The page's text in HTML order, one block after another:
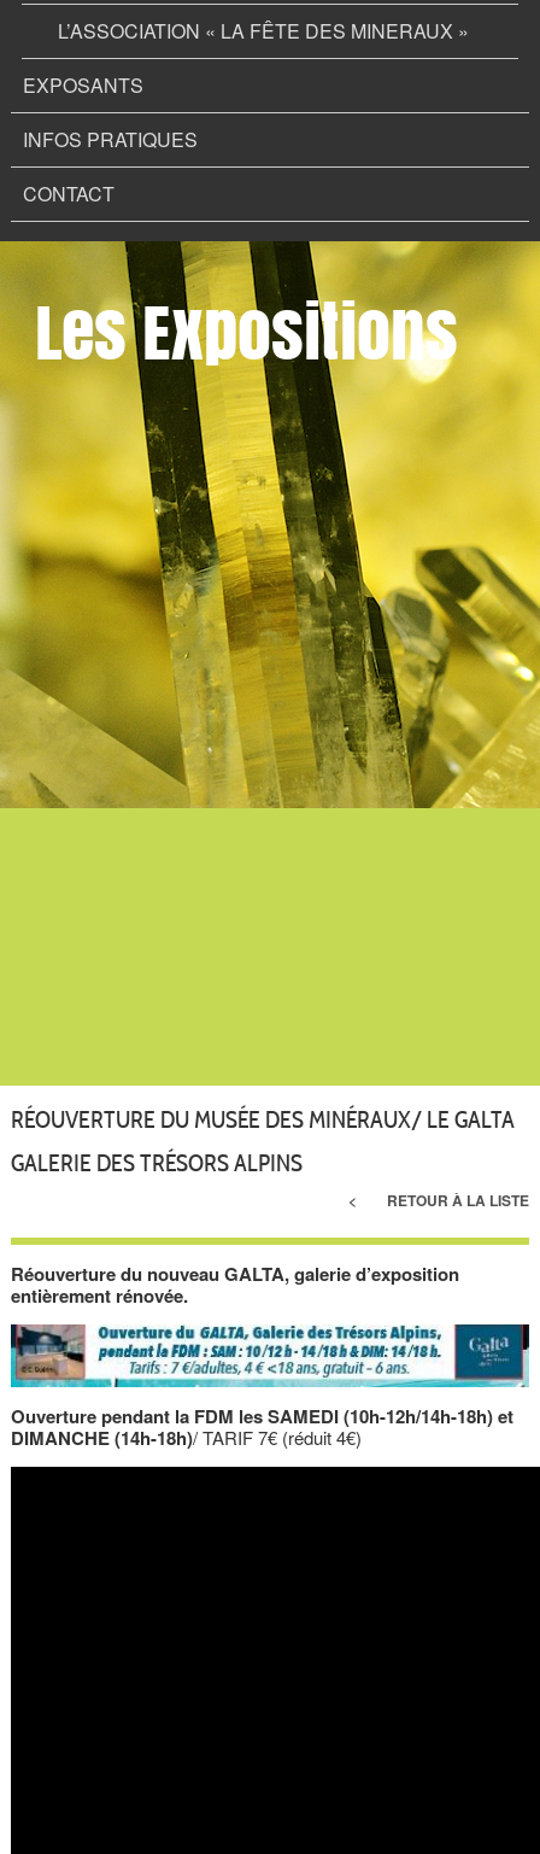
L’ASSOCIATION « LA FÊTE DES MINERAUX »
EXPOSANTS
INFOS PRATIQUES
CONTACT
Les Expositions
RÉOUVERTURE DU MUSÉE DES MINÉRAUX/ LE GALTA
GALERIE DES TRÉSORS ALPINS
RETOUR À LA LISTE
Réouverture du nouveau GALTA, galerie d’exposition
entièrement rénovée.
Ouverture pendant la FDM les SAMEDI (10h-12h/14h-18h) et
DIMANCHE (14h-18h)/ TARIF 7€ (réduit 4€)